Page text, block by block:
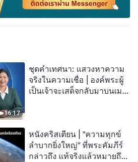
16:17
ชุดคำเทศนา: แสวงหาความ
จริงในความเชื่อ | องค์พระผู้
เป็นเจ้าจะเสด็จกลับมาบนเมฆ
หนังคริสเตียน | "ความทุกข์
ลำบากยิ่งใหญ่" ที่พระคัมภีร์
กล่าวถึง แท้จริงแล้วหมายถึง